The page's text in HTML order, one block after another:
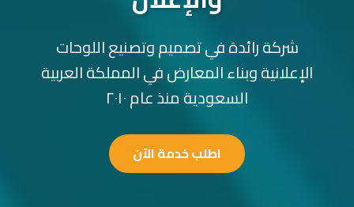
شركة رائدة في تصميم وتصنيع اللوحات
الإعلانية وبناء المعارض في المملكة العربية
السعودية منذ عام ٢٠١٠
اطلب خدمة الآن